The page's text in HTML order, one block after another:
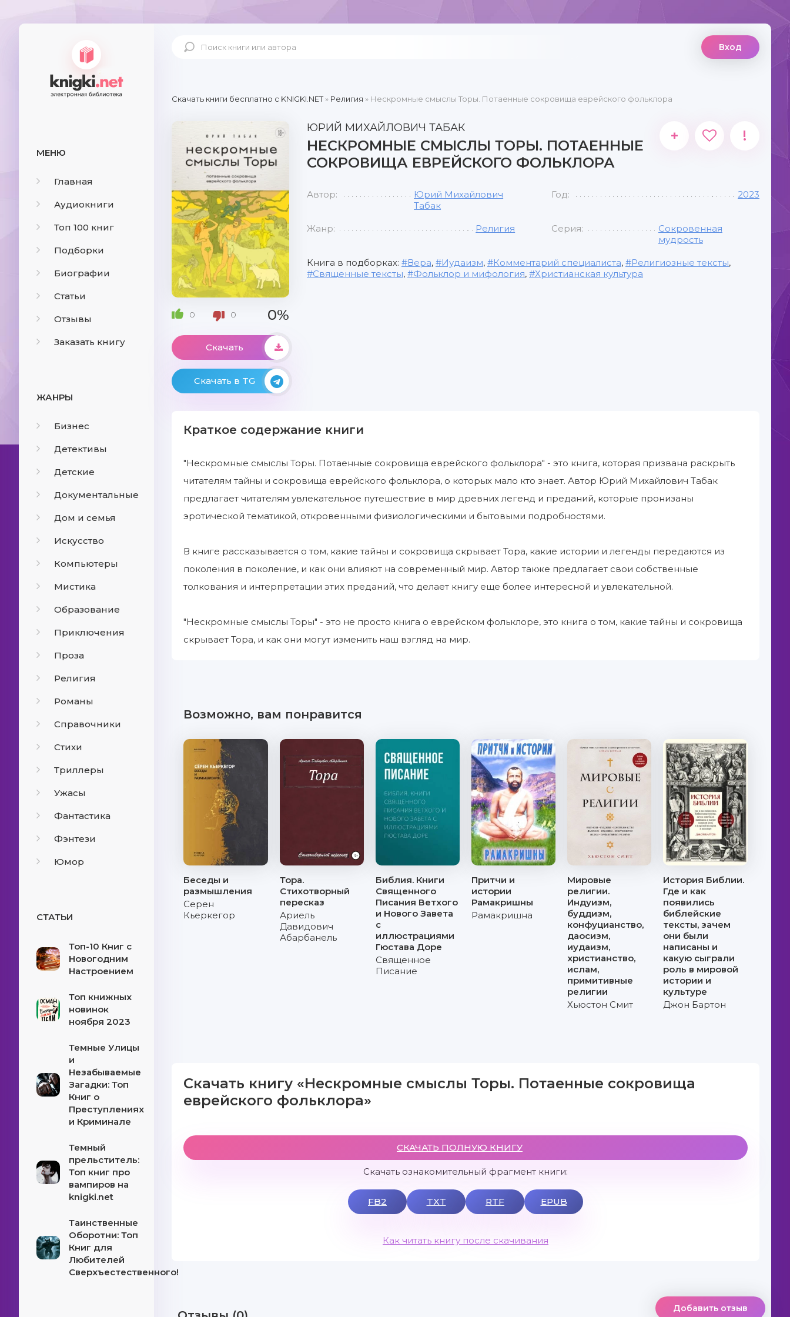
МЕНЮ
Главная
Аудиокниги
Топ 100 книг
Подборки
Биографии
Статьи
Отзывы
Заказать книгу
ЖАНРЫ
Бизнес
Детективы
Детские
Документальные
Дом и семья
Искусство
Компьютеры
Мистика
Образование
Приключения
Проза
Религия
Романы
Справочники
Стихи
Триллеры
Ужасы
Фантастика
Фэнтези
Юмор
СТАТЬИ
Топ-10 Книг с
Новогодним
Настроением
Топ книжных
новинок
ноября 2023
Темные Улицы
и
Незабываемые
Загадки: Топ
Книг о
Преступлениях
и Криминале
Темный
прельститель:
Топ книг про
вампиров на
knigki.net
Таинственные
Оборотни: Топ
Книг для
Любителей
Сверхъестественного!
Вход
Скачать книги бесплатно c KNIGKI.NET» Религия » Нескромные смыслы Торы. Потаенные сокровища еврейского фольклора
0 0 0%
Скачать
Скачать в TG
ЮРИЙ МИХАЙЛОВИЧ ТАБАК
НЕСКРОМНЫЕ СМЫСЛЫ ТОРЫ. ПОТАЕННЫЕ
СОКРОВИЩА ЕВРЕЙСКОГО ФОЛЬКЛОРА
+ !
Автор:
Юрий Михайлович
Табак
Год: 2023
Жанр: Религия Серия:
Сокровенная
мудрость
Книга в подборках: Вера, Иудаизм, Комментарий специалиста, Религиозные тексты,
Священные тексты, Фольклор и мифология, Христианская культура
Краткое содержание книги
"Нескромные смыслы Торы. Потаенные сокровища еврейского фольклора" - это книга, которая призвана раскрыть
читателям тайны и сокровища еврейского фольклора, о которых мало кто знает. Автор Юрий Михайлович Табак
предлагает читателям увлекательное путешествие в мир древних легенд и преданий, которые пронизаны
эротической тематикой, откровенными физиологическими и бытовыми подробностями.
В книге рассказывается о том, какие тайны и сокровища скрывает Тора, какие истории и легенды передаются из
поколения в поколение, и как они влияют на современный мир. Автор также предлагает свои собственные
толкования и интерпретации этих преданий, что делает книгу еще более интересной и увлекательной.
"Нескромные смыслы Торы" - это не просто книга о еврейском фольклоре, это книга о том, какие тайны и сокровища
скрывает Тора, и как они могут изменить наш взгляд на мир.
Возможно, вам понравится
Беседы и
размышления
Серен
Кьеркегор
Тора.
Стихотворный
пересказ
Ариель
Давидович
Абарбанель
Библия. Книги
Священного
Писания Ветхого
и Нового Завета
с
иллюстрациями
Гюстава Доре
Священное
Писание
Притчи и
истории
Рамакришны
Рамакришна
Мировые
религии.
Индуизм,
буддизм,
конфуцианство,
даосизм,
иудаизм,
христианство,
ислам,
примитивные
религии
Хьюстон Смит
История Библии.
Где и как
появились
библейские
тексты, зачем
они были
написаны и
какую сыграли
роль в мировой
истории и
культуре
Джон Бартон
Скачать книгу «Нескромные смыслы Торы. Потаенные сокровища
еврейского фольклора»
СКАЧАТЬ ПОЛНУЮ КНИГУ
Скачать ознакомительный фрагмент книги:
FB2 TXT RTF EPUB
Как читать книгу после скачивания
Добавить отзыв